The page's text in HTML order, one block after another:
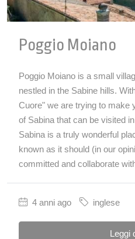
Poggio Moiano
Poggio Moiano is a small
nestled in the Sabine hills.
Cuore" we are trying to make
of Sabina that can be visited
Sabina is a truly wonderful
known as it should (in our
committed and collaborate
4 anni ago inglese
Leggi